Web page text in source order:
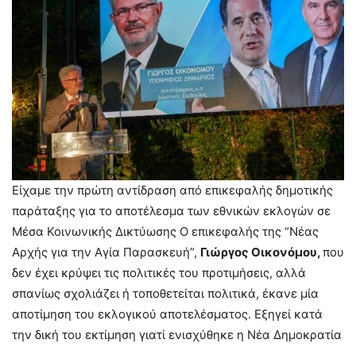
Είχαμε την πρώτη αντίδραση από επικεφαλής δημοτικής
παράταξης για το αποτέλεσμα των εθνικών εκλογών σε
Μέσα Κοινωνικής Δικτύωσης Ο επικεφαλής της “Νέας
Αρχής για την Αγία Παρασκευή”, Γιώργος Οικονόμου,που
δεν έχει κρύψει τις πολιτικές του προτιμήσεις, αλλά
σπανίως σχολιάζει ή τοποθετείται πολιτικά, έκανε μία
αποτίμηση του εκλογικού αποτελέσματος. Εξηγεί κατά
την δική του εκτίμηση γιατί ενισχύθηκε η Νέα Δημοκρατία